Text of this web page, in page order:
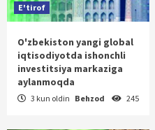
E'tirof
O'zbekiston yangi global
iqtisodiyotda ishonchli
investitsiya markaziga
aylanmoqda
3 kun oldin Behzod 245